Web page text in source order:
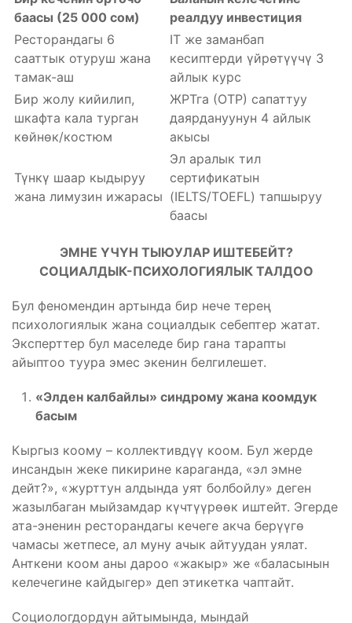
баасы (25 000 сом)
реалдуу инвестиция
Ресторандагы 6
сааттык отуруш жана
тамак-аш
IT же заманбап
кесиптерди үйрөтүүчү 3
айлык курс
Бир жолу кийилип,
шкафта кала турган
көйнөк/костюм
ЖРТга (ОТР) сапаттуу
даярдануунун 4 айлык
акысы
Түнкү шаар кыдыруу
жана лимузин ижарасы
Эл аралык тил
сертификатын
(IELTS/TOEFL) тапшыруу
баасы
ЭМНЕ ҮЧҮН ТЫЮУЛАР ИШТЕБЕЙТ?
СОЦИАЛДЫК-ПСИХОЛОГИЯЛЫК ТАЛДОО
Бул феномендин артында бир нече терең
психологиялык жана социалдык себептер жатат.
Эксперттер бул маселеде бир гана тарапты
айыптоо туура эмес экенин белгилешет.
«Элден калбайлы» синдрому жана коомдук
басым
Кыргыз коому – коллективдүү коом. Бул жерде
инсандын жеке пикирине караганда, «эл эмне
дейт?», «журттун алдында уят болбойлу» деген
жазылбаган мыйзамдар күчтүүрөөк иштейт. Эгерде
ата-эненин ресторандагы кечеге акча берүүгө
чамасы жетпесе, ал муну ачык айтуудан уялат.
Анткени коом аны дароо «жакыр» же «баласынын
келечегине кайдыгер» деп этикетка чаптайт.
Социологдордун айтымында, мындай